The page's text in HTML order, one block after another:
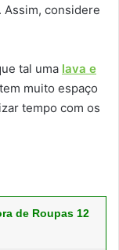
. Assim, considere
tal uma lava e
muito espaço
tempo com os
de Roupas 12